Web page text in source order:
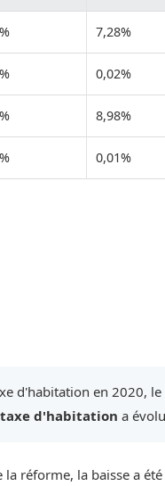
7,28%
0,02%
8,98%
0,01%
d'habitation en 2020,
taxe d'habitation a
réforme, la baisse a